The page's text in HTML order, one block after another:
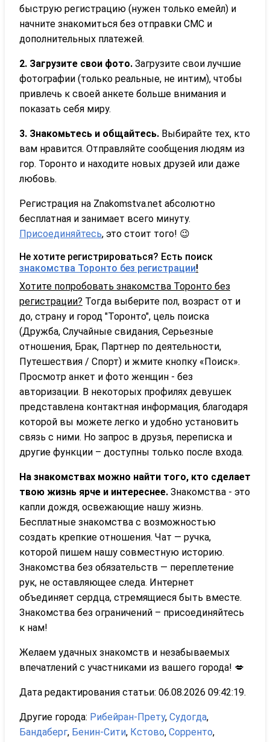
быструю регистрацию (нужен только емейл) и
начните знакомиться без отправки СМС и
дополнительных платежей.
2. Загрузите свои фото. Загрузите свои лучшие
фотографии (только реальные, не интим), чтобы
привлечь к своей анкете больше внимания и
показать себя миру.
3. Знакомьтесь и общайтесь. Выбирайте тех, кто
вам нравится. Отправляйте сообщения людям из
гор. Торонто и находите новых друзей или даже
любовь.
Регистрация на Znakomstva.net абсолютно
бесплатная и занимает всего минуту.
Присоединяйтесь, это стоит того! 😉
Не хотите регистрироваться? Есть поиск
знакомства Торонто без регистрации!
Хотите попробовать знакомства Торонто без
регистрации? Тогда выберите пол, возраст от и
до, страну и город "Торонто", цель поиска
(Дружба, Случайные свидания, Серьезные
отношения, Брак, Партнер по деятельности,
Путешествия / Спорт) и жмите кнопку «Поиск».
Просмотр анкет и фото женщин - без
авторизации. В некоторых профилях девушек
представлена контактная информация, благодаря
которой вы можете легко и удобно установить
связь с ними. Но запрос в друзья, переписка и
другие функции – доступны только после входа.
На знакомствах можно найти того, кто сделает
твою жизнь ярче и интереснее. Знакомства - это
капли дождя, освежающие нашу жизнь.
Бесплатные знакомства с возможностью
создать крепкие отношения. Чат — ручка,
которой пишем нашу совместную историю.
Знакомства без обязательств — переплетение
рук, не оставляющее следа. Интернет
объединяет сердца, стремящиеся быть вместе.
Знакомства без ограничений – присоединяйтесь
к нам!
Желаем удачных знакомств и незабываемых
впечатлений с участниками из вашего города! 💋
Дата редактирования статьи: 06.08.2026 09:42:19.
Другие города: Рибейран-Прету, Судогда,
Бандаберг, Бенин-Сити, Кстово, Сорренто,